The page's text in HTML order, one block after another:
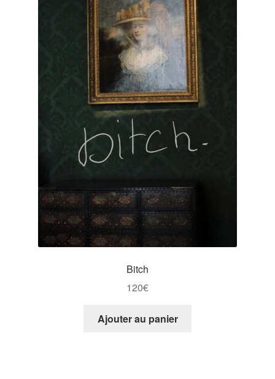
Bitch
120€
Ajouter au panier